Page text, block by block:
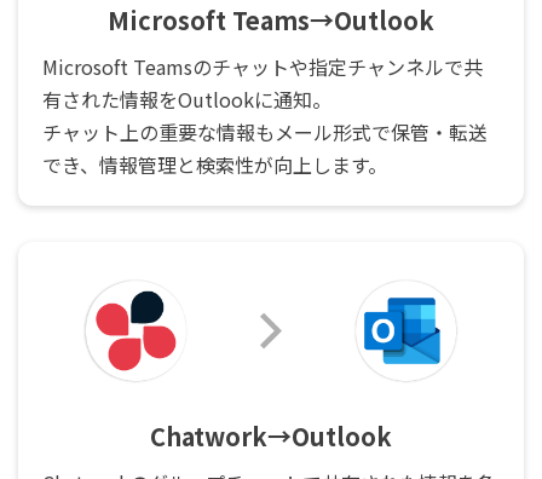
Microsoft Teams→Outlook
Microsoft Teamsのチャットや指定チャンネルで共
有された情報をOutlookに通知。
チャット上の重要な情報もメール形式で保管・転送
でき、情報管理と検索性が向上します。
Chatwork→Outlook